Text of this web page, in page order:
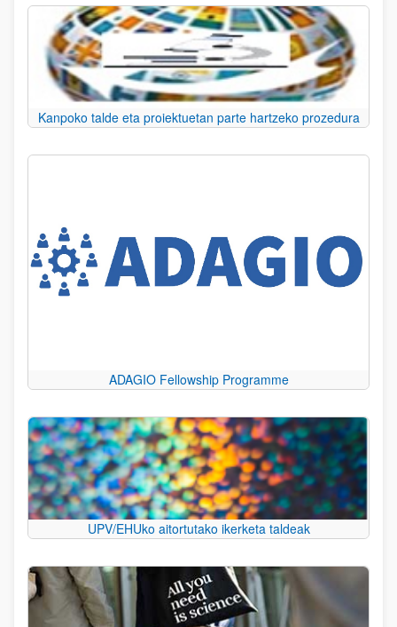
Kanpoko talde eta proiektuetan parte hartzeko prozedura
ADAGIO Fellowship Programme
UPV/EHUko aitortutako ikerketa taldeak